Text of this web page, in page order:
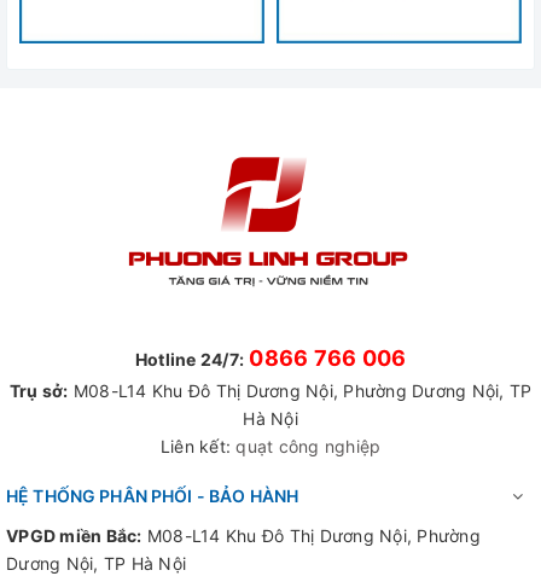
Hotline 24/7: 0866 766 006
Trụ sở: M08-L14 Khu Đô Thị Dương Nội, Phường Dương Nội, TP
Hà Nội
Liên kết:quạt công nghiệp
HỆ THỐNG PHÂN PHỐI - BẢO HÀNH
VPGD miền Bắc: M08-L14 Khu Đô Thị Dương Nội, Phường
Dương Nội, TP Hà Nội